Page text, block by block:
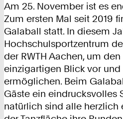
Am 25. November ist es
Zum ersten Mal seit 2019
Galaball statt. In diesem
Hochschulsportzentrum
der RWTH Aachen, um
einzigartigen Blick vor und
ermöglichen. Beim
Gäste ein eindrucksvolles
natürlich sind alle herzlich